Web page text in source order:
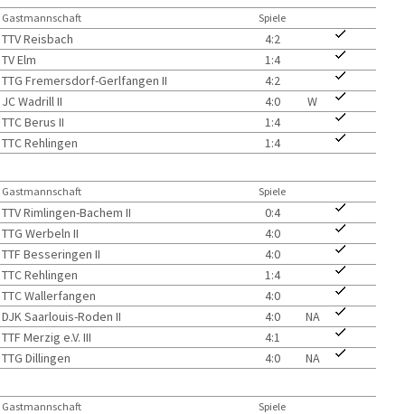
Gastmannschaft Spiele
TTV Reisbach
4:2
TV Elm
1:4
TTG Fremersdorf-Gerlfangen II
4:2
JC Wadrill II
4:0
W
TTC Berus II
1:4
TTC Rehlingen
1:4
Gastmannschaft Spiele
TTV Rimlingen-Bachem II
0:4
TTG Werbeln II
4:0
TTF Besseringen II
4:0
TTC Rehlingen
1:4
TTC Wallerfangen
4:0
DJK Saarlouis-Roden II
4:0
NA
TTF Merzig e.V. III
4:1
TTG Dillingen
4:0 NA
Gastmannschaft Spiele